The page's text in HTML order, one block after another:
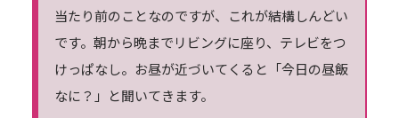
当たり前のことなのですが、これが結構しんどい
です。朝から晩までリビングに座り、テレビをつ
けっぱなし。お昼が近づいてくると「今日の昼飯
なに？」と聞いてきます。